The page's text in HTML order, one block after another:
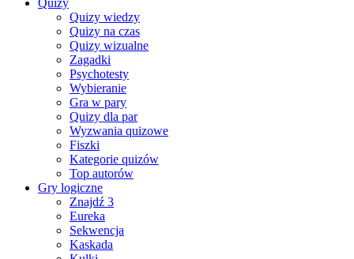
Quizy wiedzy
Quizy na czas
Quizy wizualne
Zagadki
Psychotesty
Wybieranie
Gra w pary
Quizy dla par
Wyzwania quizowe
Fiszki
Kategorie quizów
Top autorów
Gry logiczne
Znajdź 3
Eureka
Sekwencja
Kaskada